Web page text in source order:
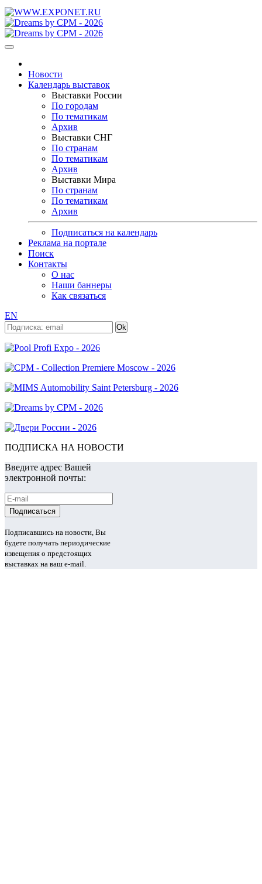
Новости
Календарь выставок
Выставки России
По городам
По тематикам
Архив
Выставки СНГ
По странам
По тематикам
Архив
Выставки Мира
По странам
По тематикам
Архив
Подписаться на календарь
Реклама на портале
Поиск
Контакты
О нас
Наши баннеры
Как связаться
EN
ПОДПИСКА НА НОВОСТИ
Введите адрес Вашей
электронной почты:
Подписавшись на новости, Вы
будете получать периодические
извещения о предстоящих
выставках на ваш e-mail.